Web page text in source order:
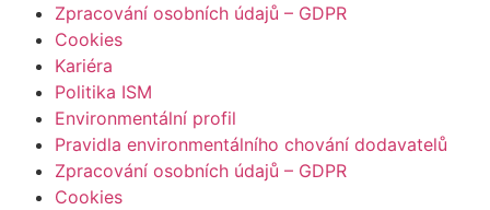
Zpracování osobních údajů – GDPR
Cookies
Kariéra
Politika ISM
Environmentální profil
Pravidla environmentálního chování dodavatelů
Zpracování osobních údajů – GDPR
Cookies